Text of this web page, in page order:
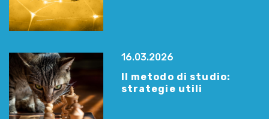
16.03.2026
Il metodo di studio:
strategie utili